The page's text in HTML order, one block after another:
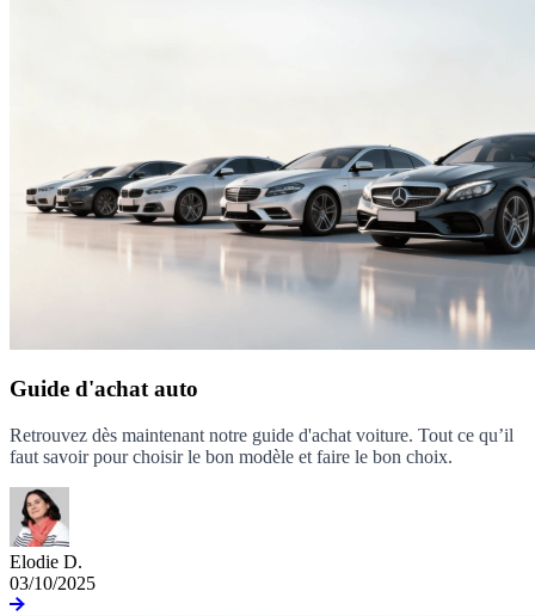
Guide d'achat auto
Retrouvez dès maintenant notre guide d'achat voiture. Tout ce qu’il
faut savoir pour choisir le bon modèle et faire le bon choix.
Elodie D.
03/10/2025